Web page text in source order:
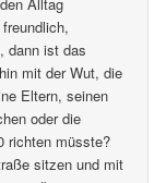
dann ist das
mit der Wut, die
Eltern, seinen
oder die
richten müsste?
sitzen und mit